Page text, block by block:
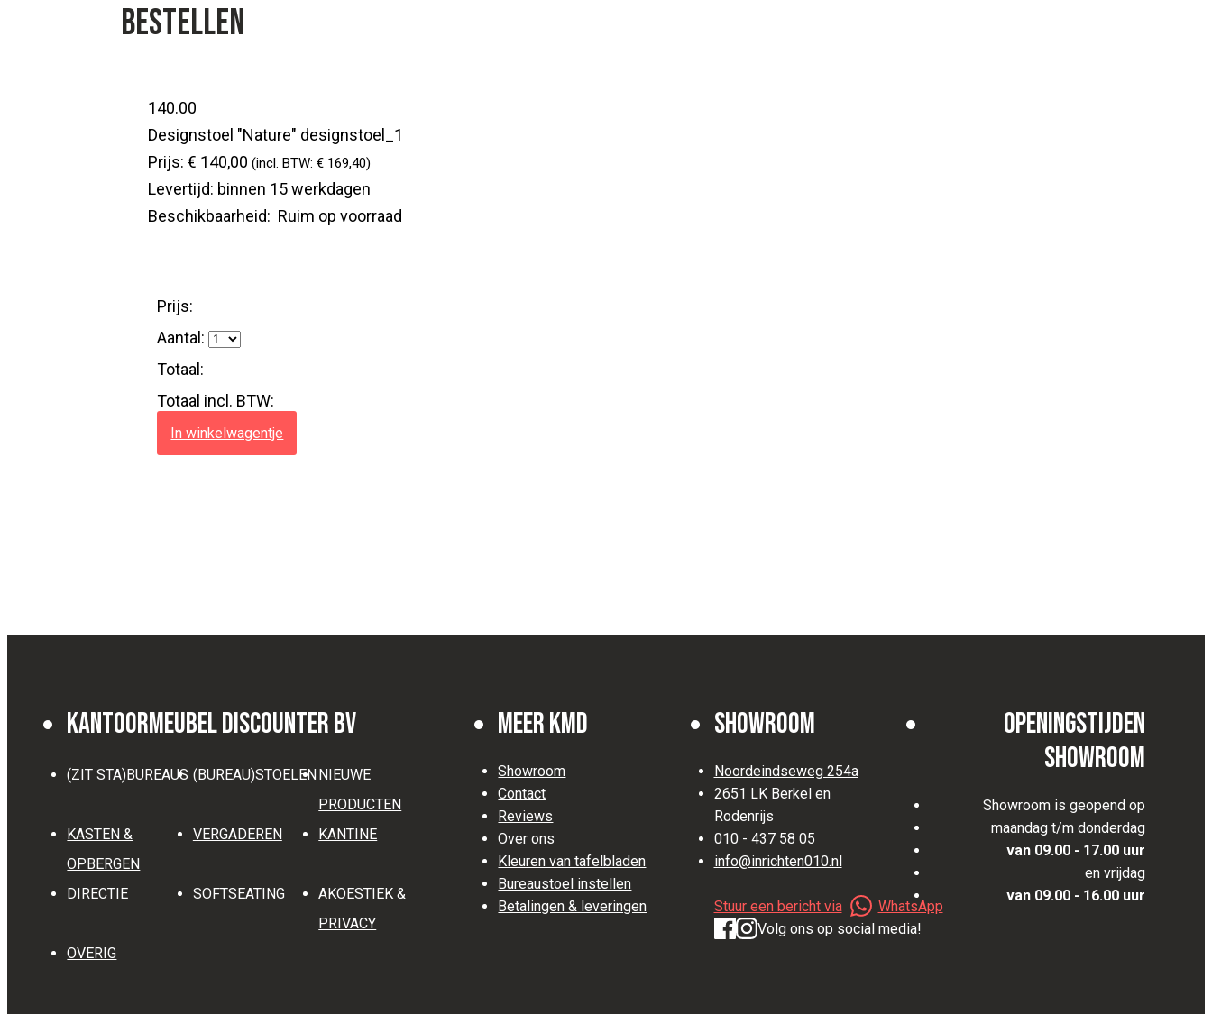
Bestellen
140.00
Designstoel "Nature" designstoel_1
Prijs: € 140,00 (incl. BTW: € 169,40)
Levertijd: binnen 15 werkdagen
Beschikbaarheid: Ruim op voorraad
Prijs:
Aantal:
Totaal:
Totaal incl. BTW:
In winkelwagentje
Kantoormeubel Discounter BV
(ZIT STA)BUREAUS (BUREAU)STOELENNIEUWE
PRODUCTEN
KASTEN &
OPBERGEN
VERGADEREN KANTINE
DIRECTIE SOFTSEATING
AKOESTIEK &
PRIVACY
OVERIG
Meer KMD
Showroom
Contact
Reviews
Over ons
Kleuren van tafelbladen
Bureaustoel instellen
Betalingen & leveringen
Showroom
Noordeindseweg 254a
2651 LK Berkel en
Rodenrijs
010 - 437 58 05
info@inrichten010.nl
Stuur een bericht via
WhatsApp
Volg ons op social media!
Openingstijden
Showroom
Showroom is geopend op
maandag t/m donderdag
van 09.00 - 17.00 uur
en vrijdag
van 09.00 - 16.00 uur